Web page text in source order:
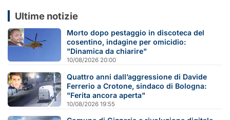
Ultime notizie
Morto dopo pestaggio in discoteca del
cosentino, indagine per omicidio:
"Dinamica da chiarire"
10/08/2026 20:00
Quattro anni dall’aggressione di Davide
Ferrerio a Crotone, sindaco di Bologna:
"Ferita ancora aperta"
10/08/2026 19:55